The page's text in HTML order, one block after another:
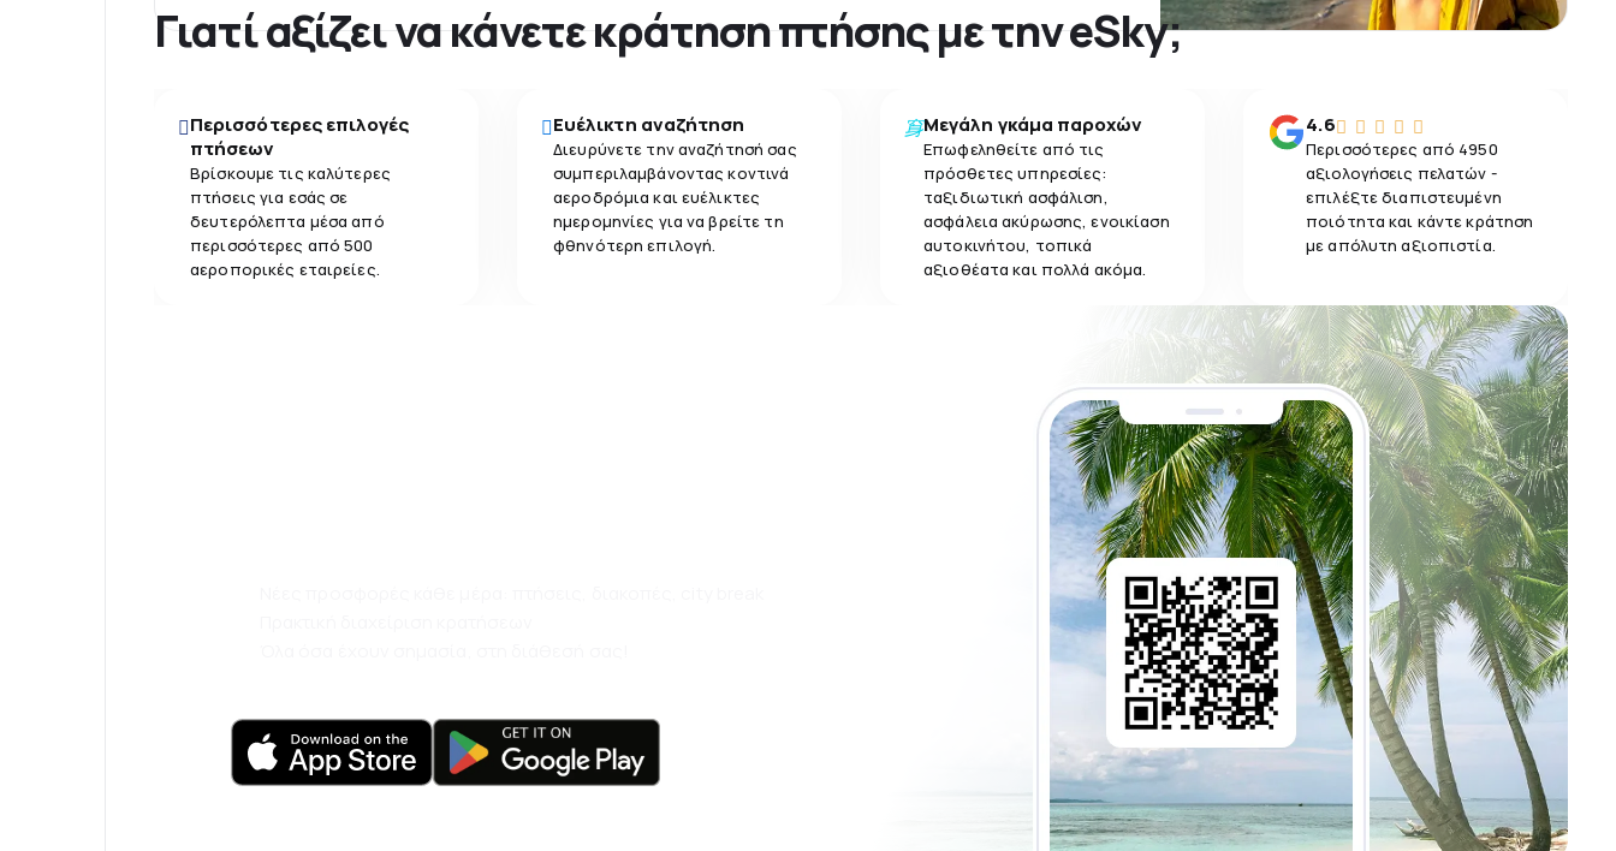
Γιατί αξίζει να κάνετε κράτηση πτήσης με την eSky;
Περισσότερες επιλογές
πτήσεων
Βρίσκουμε τις καλύτερες
πτήσεις για εσάς σε
δευτερόλεπτα μέσα από
περισσότερες από 500
αεροπορικές εταιρείες.
Ευέλικτη αναζήτηση
Διευρύνετε την αναζήτησή σας
συμπεριλαμβάνοντας κοντινά
αεροδρόμια και ευέλικτες
ημερομηνίες για να βρείτε τη
φθηνότερη επιλογή.
Μεγάλη γκάμα παροχών
Επωφεληθείτε από τις
πρόσθετες υπηρεσίες:
ταξιδιωτική ασφάλιση,
ασφάλεια ακύρωσης, ενοικίαση
αυτοκινήτου, τοπικά
αξιοθέατα και πολλά ακόμα.
4.6
Περισσότερες από 4950
αξιολογήσεις πελατών -
επιλέξτε διαπιστευμένη
ποιότητα και κάντε κράτηση
με απόλυτη αξιοπιστία.